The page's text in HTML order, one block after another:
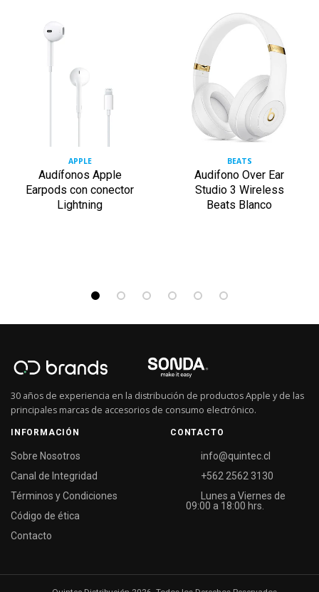
APPLE
Audífonos Apple
Earpods con conector
Lightning
BEATS
Audifono Over Ear
Studio 3 Wireless
Beats Blanco
30 años de experiencia en la distribución de productos Apple y de las
principales marcas de accesorios de consumo electrónico.
INFORMACIÓN
Sobre Nosotros
Canal de Integridad
Términos y Condiciones
Código de ética
Contacto
CONTACTO
info@quintec.cl
+562 2562 3130
Lunes a Viernes de
09:00 a 18:00 hrs.